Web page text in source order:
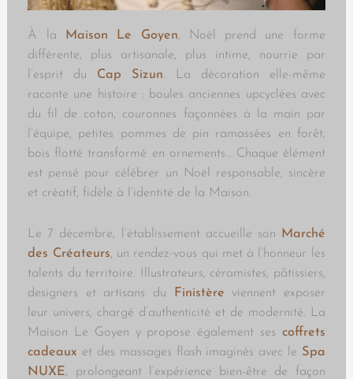
À la Maison Le Goyen, Noël prend une forme
différente, plus artisanale, plus intime, nourrie par
l’esprit du Cap Sizun. La décoration elle-même
raconte une histoire : boules anciennes upcyclées avec
du fil de coton, couronnes façonnées à la main par
l’équipe, petites pommes de pin ramassées en forêt,
bois flotté transformé en ornements… Chaque élément
est pensé pour célébrer un Noël responsable, sincère
et créatif, fidèle à l’identité de la Maison.
Le 7 décembre, l’établissement accueille son
Marché
des Créateurs, un rendez-vous qui met à l’honneur les
talents du territoire. Illustrateurs, céramistes, pâtissiers,
designers et artisans du
Finistère viennent exposer
leur univers, chargé d’authenticité et de modernité. La
Maison Le Goyen y propose également ses coffrets
cadeaux et des massages flash imaginés avec le Spa
NUXE, prolongeant l’expérience bien-être de façon